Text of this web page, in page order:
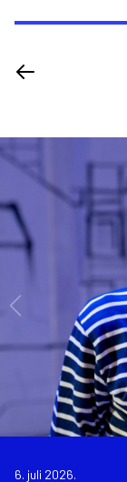
6. juli 2026.